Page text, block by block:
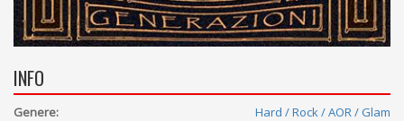
INFO
Genere:
Hard / Rock / AOR / Glam